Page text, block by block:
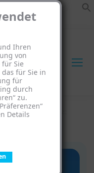
Ihren
von
für Sie
für Sie in
für
durch
zu.
Details